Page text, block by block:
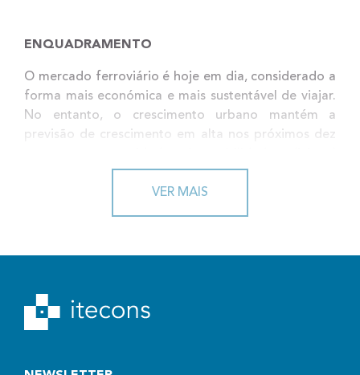
ENQUADRAMENTO
O mercado ferroviário é hoje em dia, considerado a
forma mais económica e mais sustentável de viajar.
No entanto, o crescimento urbano mantém a
previsão de crescimento em alta nos próximos dez
apontam para um crescimento seguro, mesmo no
difícil e saturado mercado europeu.
que, enquanto parte importante da solução, devem
procurar desenvolver soluções que estimulem a
VER MAIS